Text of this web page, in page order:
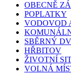
OBECNĚ
POPLATKY
VODOVOD
SBĚRNÝ
HŘBITOV
ŽIVOTNÍ
VOLNÁ